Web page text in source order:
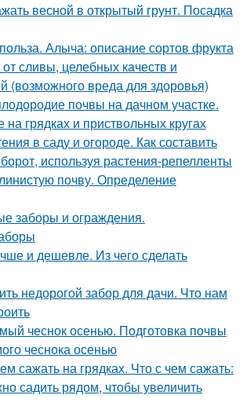
весной в открытый грунт. Посадка
Алыча: описание сортов фрукта
сливы, целебных качеств и
(возможного вреда для здоровья)
почвы на дачном участке.
грядках и приствольных кругах
в саду и огороде. Как составить
используя растения-репелленты
почву. Определение
заборы и ограждения.
и дешевле. Из чего сделать
недорогой забор для дачи. Что нам
чеснок осенью. Подготовка почвы
чеснока осенью
сажать на грядках. Что с чем сажать:
садить рядом, чтобы увеличить